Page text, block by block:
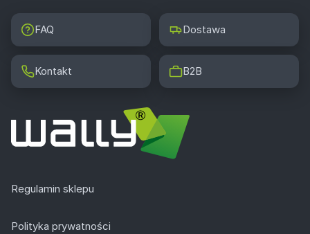
FAQ Dostawa
Kontakt B2B
Regulamin sklepu
Polityka prywatności